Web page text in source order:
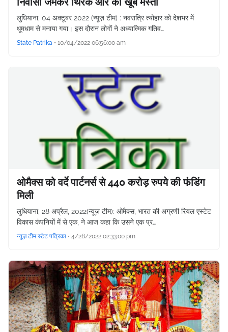
लुधियाना, 04 अक्टूबर 2022 (न्यूज़ टीम) : नवरात्रि त्योहार को देशभर में
धूमधाम से मनाया गया। इस दौरान लोगों ने अध्यात्मिक गतिव…
State Patrika • 10/04/2022 06:56:00 am
ओमैक्स को वर्दे पार्टनर्स से 440 करोड़ रुपये की फंडिंग
मिली
लुधियाना, 28 अप्रैल, 2022(न्यूज़ टीम): ओमैक्स, भारत की अग्रणी रियल एस्टेट
विकास कंपनियों में से एक, ने आज कहा कि उसने एक प्र…
न्यूज़ टीम स्टेट पत्रिका • 4/28/2022 02:33:00 pm